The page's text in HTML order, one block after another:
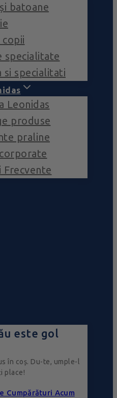
batoane
specialitate
si specialitati
Leonidas
produse
praline
este gol
în coș. Du-te, umple-l
place!
Cumpărături Acum